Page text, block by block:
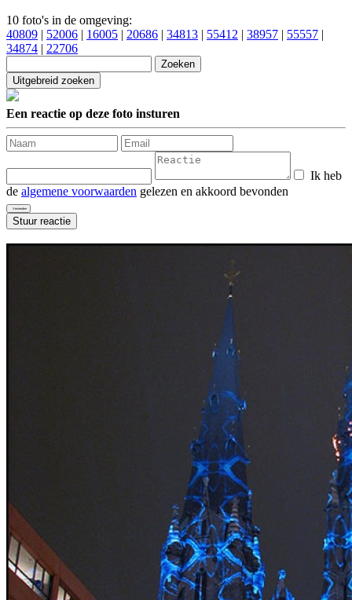
10 foto's in de omgeving:
40809 | 52006 | 16005 | 20686 | 34813 | 55412 | 38957 | 55557 |
34874 | 22706
Een reactie op deze foto insturen
Ik heb
de algemene voorwaarden gelezen en akkoord bevonden